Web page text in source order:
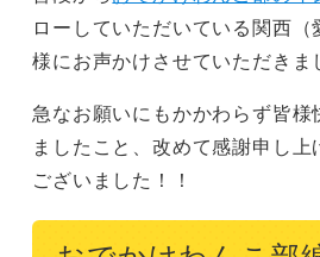
ローしていただいている関西
様にお声かけさせていただきま
急なお願いにもかかわらず皆様
ましたこと、改めて感謝申し上
ございました！！